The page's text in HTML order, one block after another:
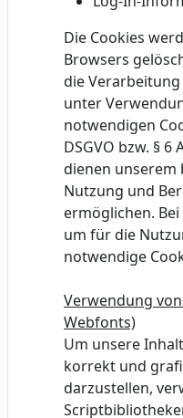
Die Cookies
Browsers
die
unter
notwendigen
DSGVO bzw. § 6
dienen unserem
Nutzung und
ermöglichen.
um für die
notwendige
Verwendung
Webfonts)
Um unsere
korrekt und
darzustellen,